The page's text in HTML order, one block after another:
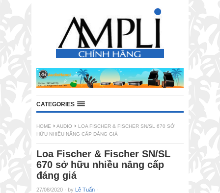
CATEGORIES
HOME AUDIO
LOA FISCHER & FISCHER SN/SL 670 SỞ
HỮU NHIỀU NÂNG CẤP ĐÁNG GIÁ
Loa Fischer & Fischer SN/SL
670 sở hữu nhiều nâng cấp
đáng giá
27/08/2020 · by Lê Tuấn ·